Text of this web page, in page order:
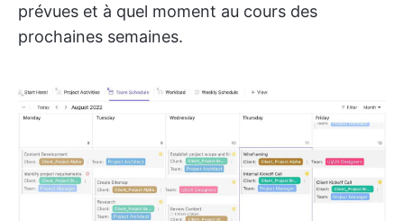
prévues et à quel moment au cours des
prochaines semaines.